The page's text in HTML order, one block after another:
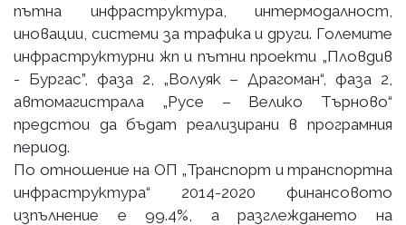
пътна инфраструктура, интермодалност,
иновации, системи за трафика и други. Големите
инфраструктурни жп и пътни проекти „Пловдив
- Бургас”, фаза 2, „Волуяк – Драгоман“, фаза 2,
автомагистрала „Русе – Велико Търново“
предстои да бъдат реализирани в програмния
период.
По отношение на ОП „Транспорт и транспортна
инфраструктура“ 2014-2020 финансовото
изпълнение е 99.4%, а разглеждането на